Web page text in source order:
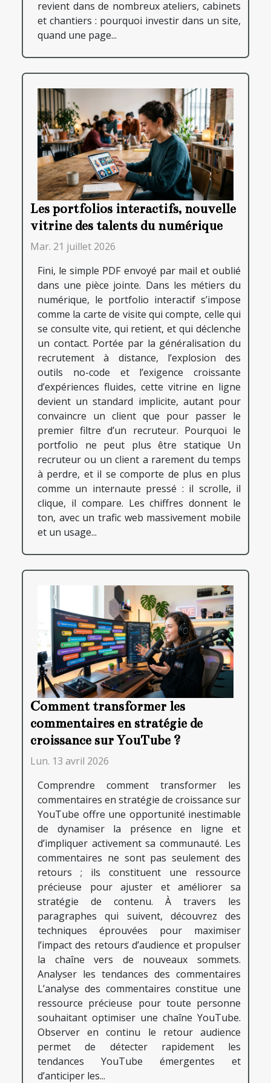
revient dans de nombreux ateliers, cabinets
et chantiers : pourquoi investir dans un site,
quand une page...
Les portfolios interactifs, nouvelle
vitrine des talents du numérique
Mar. 21 juillet 2026
Fini, le simple PDF envoyé par mail et oublié
dans une pièce jointe. Dans les métiers du
numérique, le portfolio interactif s’impose
comme la carte de visite qui compte, celle qui
se consulte vite, qui retient, et qui déclenche
un contact. Portée par la généralisation du
recrutement à distance, l’explosion des
outils no-code et l’exigence croissante
d’expériences fluides, cette vitrine en ligne
devient un standard implicite, autant pour
convaincre un client que pour passer le
premier filtre d’un recruteur. Pourquoi le
portfolio ne peut plus être statique Un
recruteur ou un client a rarement du temps
à perdre, et il se comporte de plus en plus
comme un internaute pressé : il scrolle, il
clique, il compare. Les chiffres donnent le
ton, avec un trafic web massivement mobile
et un usage...
Comment transformer les
commentaires en stratégie de
croissance sur YouTube ?
Lun. 13 avril 2026
Comprendre comment transformer les
commentaires en stratégie de croissance sur
YouTube offre une opportunité inestimable
de dynamiser la présence en ligne et
d’impliquer activement sa communauté. Les
commentaires ne sont pas seulement des
retours ; ils constituent une ressource
précieuse pour ajuster et améliorer sa
stratégie de contenu. À travers les
paragraphes qui suivent, découvrez des
techniques éprouvées pour maximiser
l’impact des retours d’audience et propulser
la chaîne vers de nouveaux sommets.
Analyser les tendances des commentaires
L’analyse des commentaires constitue une
ressource précieuse pour toute personne
souhaitant optimiser une chaîne YouTube.
Observer en continu le retour audience
permet de détecter rapidement les
tendances YouTube émergentes et
d’anticiper les...